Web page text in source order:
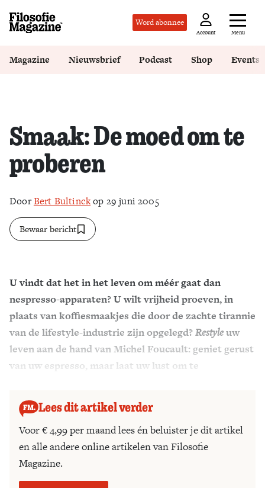
Word abonnee
Account Menu
Zoek
Magazine Nieuwsbrief Podcast Shop Events
Smaak: De moed om te
proberen
DoorBert Bultinckop 29 juni 2005
Bewaar bericht
U vindt dat het in het leven om méér gaat dan
nespresso-apparaten? U wilt vrijheid proeven, in
plaats van koffiesmaakjes die door de zachte tirannie
van de lifestyle-industrie zijn opgelegd?Restyleuw
leven aan de hand van Michel Foucault: geniet gerust
van uw espresso, maar laat uw lust om te
Lees dit artikel verder
Voor € 4,99 per maand lees én beluister je dit artikel
en alle andere online artikelen van Filosofie
Magazine.